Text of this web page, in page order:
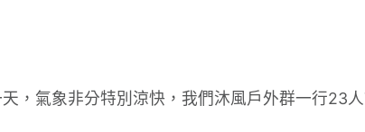
，氣象非分特別涼快，我們沐風戶外群一行23